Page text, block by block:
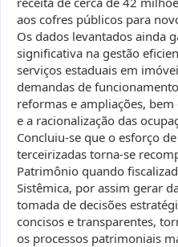
aos cofres públicos para
Os dados levantados ainda
significativa na gestão
serviços estaduais em
demandas de
reformas e ampliações,
e a racionalização das
Concluiu-se que o esforço
terceirizadas torna-se
Patrimônio quando
Sistêmica, por assim gerar
tomada de decisões
concisos e transparentes,
os processos patrimoniais